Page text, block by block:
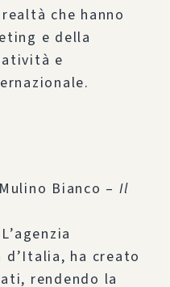
che hanno
e della
e
Mulino Bianco – Il
L’agenzia
ha creato
rendendo la